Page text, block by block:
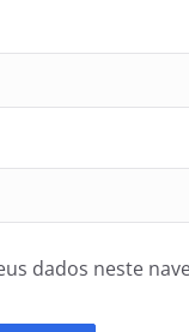
dados neste